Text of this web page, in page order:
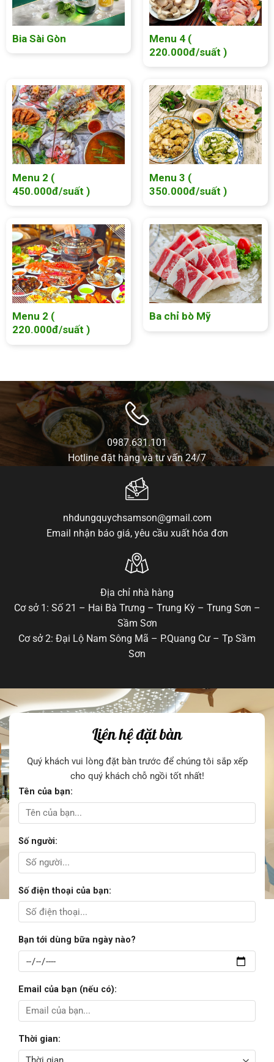
Bia Sài Gòn
Menu 4 (
220.000đ/suất )
Menu 2 (
450.000đ/suất )
Menu 3 (
350.000đ/suất )
Menu 2 (
220.000đ/suất )
Ba chỉ bò Mỹ
0987.631.101
Hotline đặt hàng và tư vấn 24/7
nhdungquychsamson@gmail.com
Email nhận báo giá, yêu cầu xuất hóa đơn
Địa chỉ nhà hàng
Cơ sở 1: Số 21 – Hai Bà Trưng – Trung Kỳ – Trung Sơn –
Sầm Sơn
Cơ sở 2: Đại Lộ Nam Sông Mã – P.Quang Cư – Tp Sầm
Sơn
Liên hệ đặt bàn
Quý khách vui lòng đặt bàn trước để chúng tôi sắp xếp
cho quý khách chỗ ngồi tốt nhất!
Tên của bạn:
Số người:
Số điện thoại của bạn:
Bạn tới dùng bữa ngày nào?
Email của bạn (nếu có):
Thời gian: